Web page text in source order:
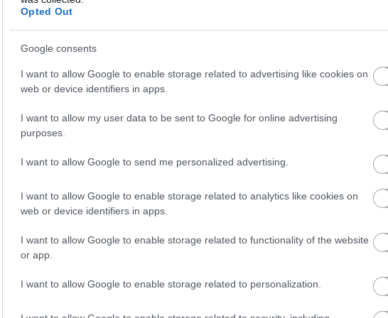
Opted Out
Google consents
I want to allow Google to enable storage related to advertising like cookies on
web or device identifiers in apps.
I want to allow my user data to be sent to Google for online advertising
purposes.
I want to allow Google to send me personalized advertising.
I want to allow Google to enable storage related to analytics like cookies on
web or device identifiers in apps.
I want to allow Google to enable storage related to functionality of the website
or app.
I want to allow Google to enable storage related to personalization.
Η τοποθέτησή του ενισχύει τα σενάρια που θέλουν το νέο
αποκτά πιο crossover χαρακτηριστικά, ακολουθώντας μια